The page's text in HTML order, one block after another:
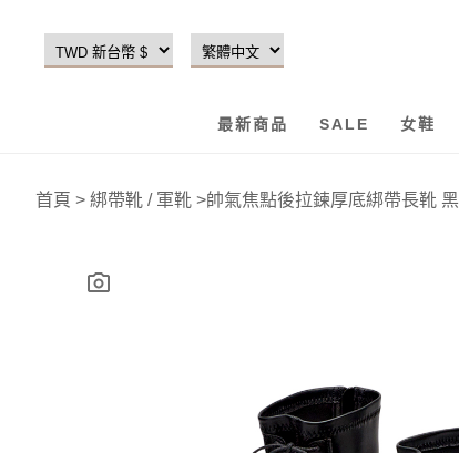
最新商品 SALE 女鞋
首頁 > 綁帶靴 / 軍靴 >帥氣焦點後拉鍊厚底綁帶長靴 黑